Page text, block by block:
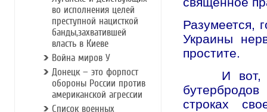
во исполнения целей
преступной нацисткой
банды,захватившей
власть в Киеве
Война миров У
Донецк — это форпост
обороны России против
американcкой агреccии
Список военных
Разумеется,
Украины
простите.
И вот,
строках